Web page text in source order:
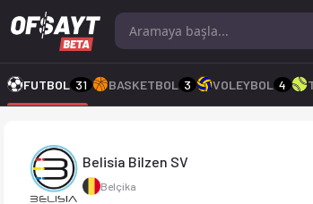
Belisia Bilzen SV 26-27 sezonu | Nationale 1
FUTBOL 31 BASKETBOL 3 VOLEYBOL 4
Belisia Bilzen SV
Belçika